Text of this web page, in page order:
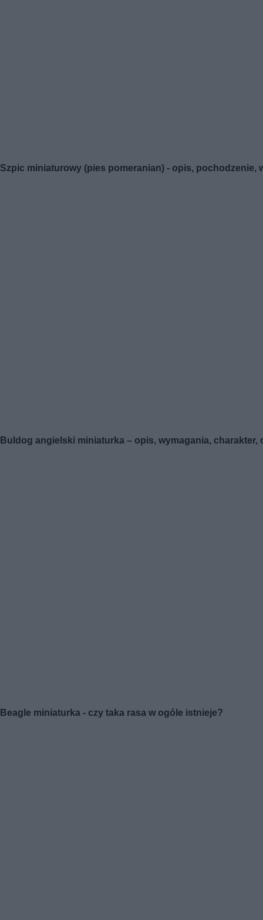
Szpic miniaturowy (pies pomeranian) - opis, pochodzenie,
Buldog angielski miniaturka – opis, wymagania, charakter,
Beagle miniaturka - czy taka rasa w ogóle istnieje?